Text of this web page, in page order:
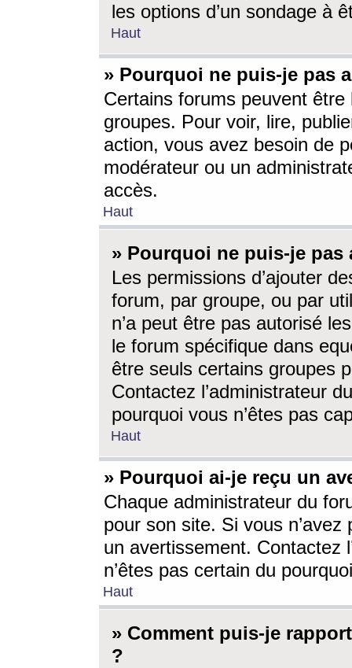
les options d’un sondage à
Haut
» Pourquoi ne puis-je pas
Certains forums peuvent être
groupes. Pour voir, lire,
action, vous avez besoin de
modérateur ou un
accès.
Haut
» Pourquoi ne puis-je
Les permissions d’ajouter
forum, par groupe, ou par
n’a peut être pas autorisé
le forum spécifique dans
être seuls certains groupes
Contactez l’administrateur
pourquoi vous n’êtes pas
Haut
» Pourquoi ai-je reçu un
Chaque administrateur du
pour son site. Si vous
un avertissement. Contactez
n’êtes pas certain du
Haut
» Comment puis-je
?